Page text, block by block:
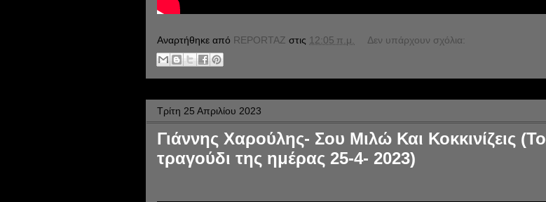
Αναρτήθηκε από REPORTAZ στις 12:05 π.μ. Δεν υπάρχουν σχόλια:
Τρίτη 25 Απριλίου 2023
Γιάννης Χαρούλης- Σου Μιλώ Και Κοκκινίζεις (Το
τραγούδι της ημέρας 25-4- 2023)